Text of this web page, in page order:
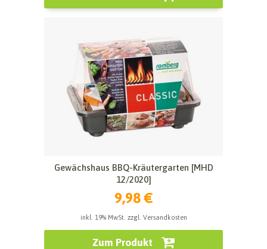
Gewächshaus BBQ-Kräutergarten [MHD
12/2020]
9,98 €
inkl. 19% MwSt. zzgl. Versandkosten
Zum Produkt